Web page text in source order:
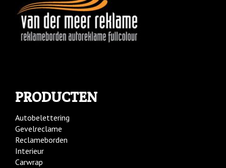
PRODUCTEN
Autobelettering
Gevelreclame
Reclameborden
Interieur
Carwrap